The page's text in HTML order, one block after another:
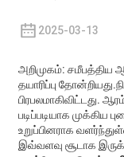
2025-03-13
அறிமுகம்: சமீபத்திய
தயாரிப்பு தோன்றியது.
பிரபலமாகிவிட்டது.
படிப்படியாக முக்கிய
உறுப்பினராக
இவ்வளவு சூடாக